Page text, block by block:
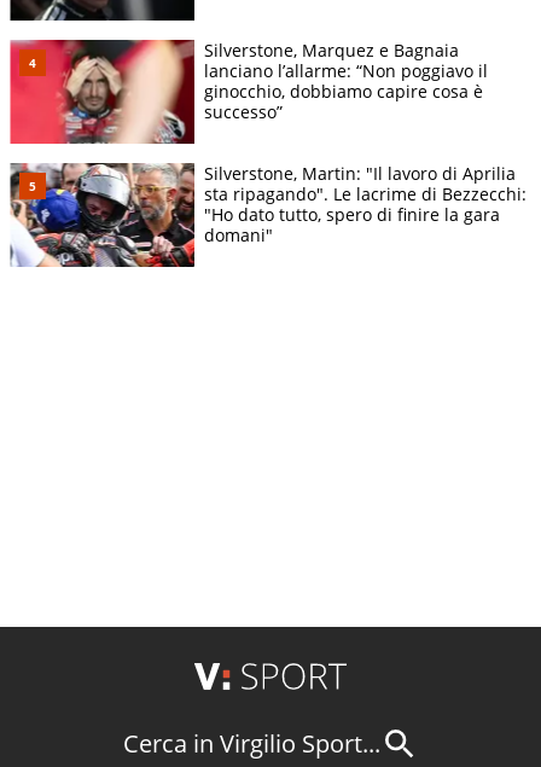
Silverstone, Marquez e Bagnaia
lanciano l’allarme: “Non poggiavo il
ginocchio, dobbiamo capire cosa è
successo”
Silverstone, Martin: "Il lavoro di Aprilia
sta ripagando". Le lacrime di Bezzecchi:
"Ho dato tutto, spero di finire la gara
domani"
Cerca in Virgilio Sport...